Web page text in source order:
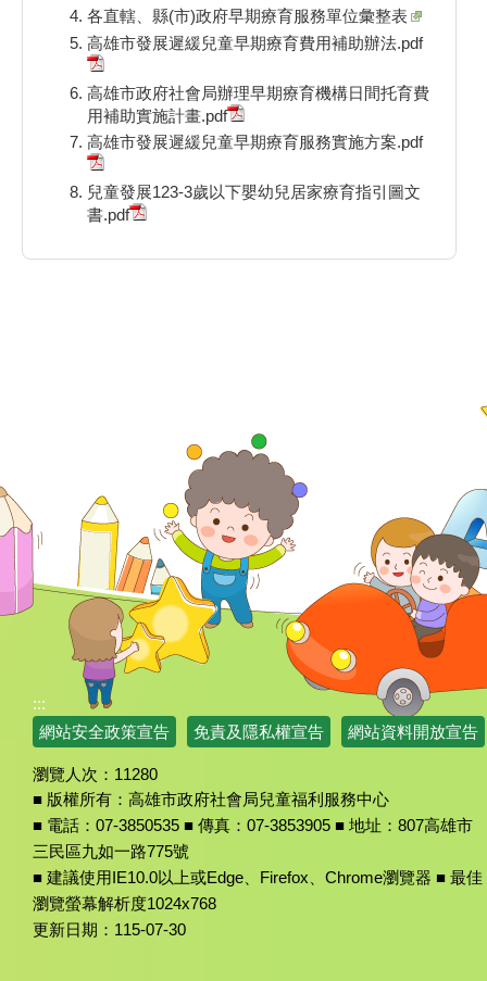
各直轄、縣(市)政府早期療育服務單位彙整表
高雄市發展遲緩兒童早期療育費用補助辦法.pdf
高雄市政府社會局辦理早期療育機構日間托育費
用補助實施計畫.pdf
高雄市發展遲緩兒童早期療育服務實施方案.pdf
兒童發展123-3歲以下嬰幼兒居家療育指引圖文
書.pdf
:::
網站安全政策宣告
免責及隱私權宣告 網站資料開放宣告
瀏覽人次： 11280
■ 版權所有：高雄市政府社會局兒童福利服務中心
■ 電話：07-3850535 ■ 傳真：07-3853905 ■ 地址：807高雄市
三民區九如一路775號
■ 建議使用IE10.0以上或Edge、Firefox、Chrome瀏覽器 ■ 最佳
瀏覽螢幕解析度1024x768
更新日期： 115-07-30